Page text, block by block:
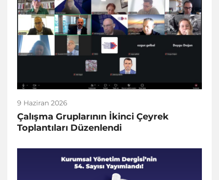
9 Haziran 2026
Çalışma Gruplarının İkinci Çeyrek
Toplantıları Düzenlendi